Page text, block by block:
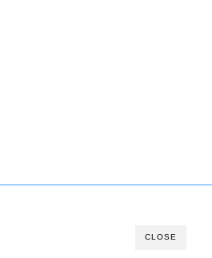
CLOSE